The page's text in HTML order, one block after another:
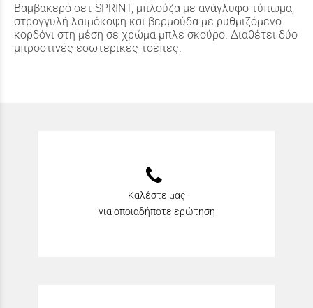
Βαμβακερό σετ SPRINT, μπλούζα με ανάγλυφο τύπωμα,
στρογγυλή λαιμόκοψη και βερμούδα με ρυθμιζόμενο
κορδόνι στη μέση σε χρώμα μπλε σκούρο. Διαθέτει δύο
μπροστινές εσωτερικές τσέπες.
Καλέστε μας
για οποιαδήποτε ερώτηση